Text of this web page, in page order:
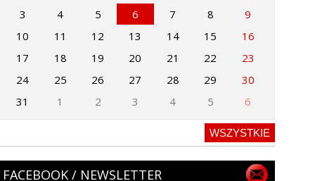
3
4 5 6 7 8
9
10
11 12 13 14 15
16
17
18 19 20 21 22
23
24
25 26 27 28 29
30
31
1 2 3 4 5 6
WSZYSTKIE
FACEBOOK / NEWSLETTER